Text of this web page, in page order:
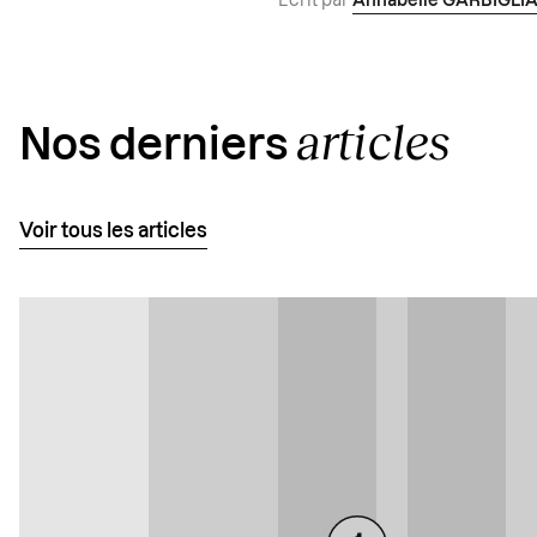
Nos derniers articles
Voir tous les articles